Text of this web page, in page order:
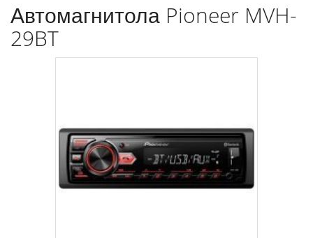
Автомагнитола Pioneer MVH-
29BT